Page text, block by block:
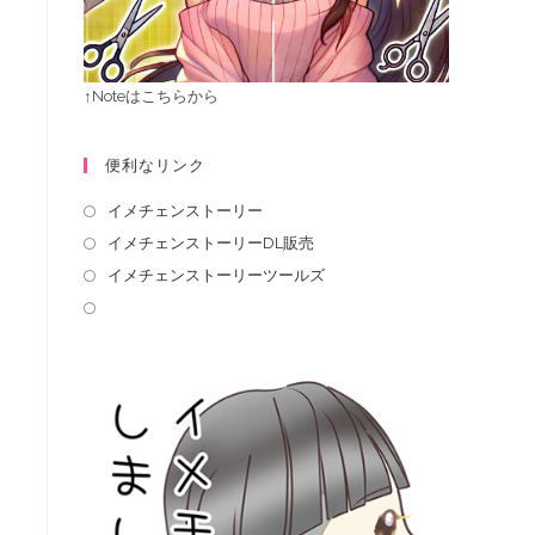
↑Noteはこちらから
便利なリンク
イメチェンストーリー
イメチェンストーリーDL販売
イメチェンストーリーツールズ